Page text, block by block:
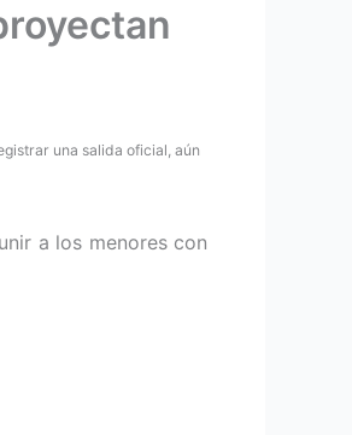
una salida oficial, aún
a los menores con